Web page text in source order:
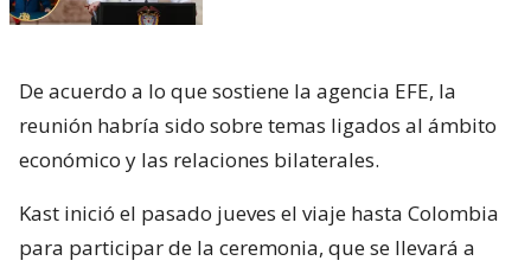
De acuerdo a lo que sostiene la agencia EFE, la
reunión habría sido sobre temas ligados al ámbito
económico y las relaciones bilaterales.
Kast inició el pasado jueves el viaje hasta Colombia
para participar de la ceremonia, que se llevará a